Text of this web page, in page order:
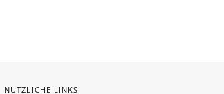
NÜTZLICHE LINKS